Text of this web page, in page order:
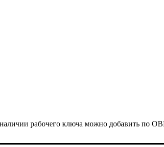
рабочего ключа можно добавить по